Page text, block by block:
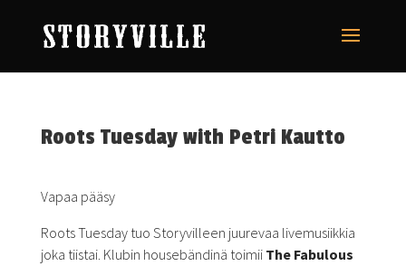
Roots Tuesday with Petri Kautto
Vapaa pääsy
Roots Tuesday tuo Storyvilleen juurevaa livemusiikkia
joka tiistai. Klubin housebändinä toimii The Fabulous